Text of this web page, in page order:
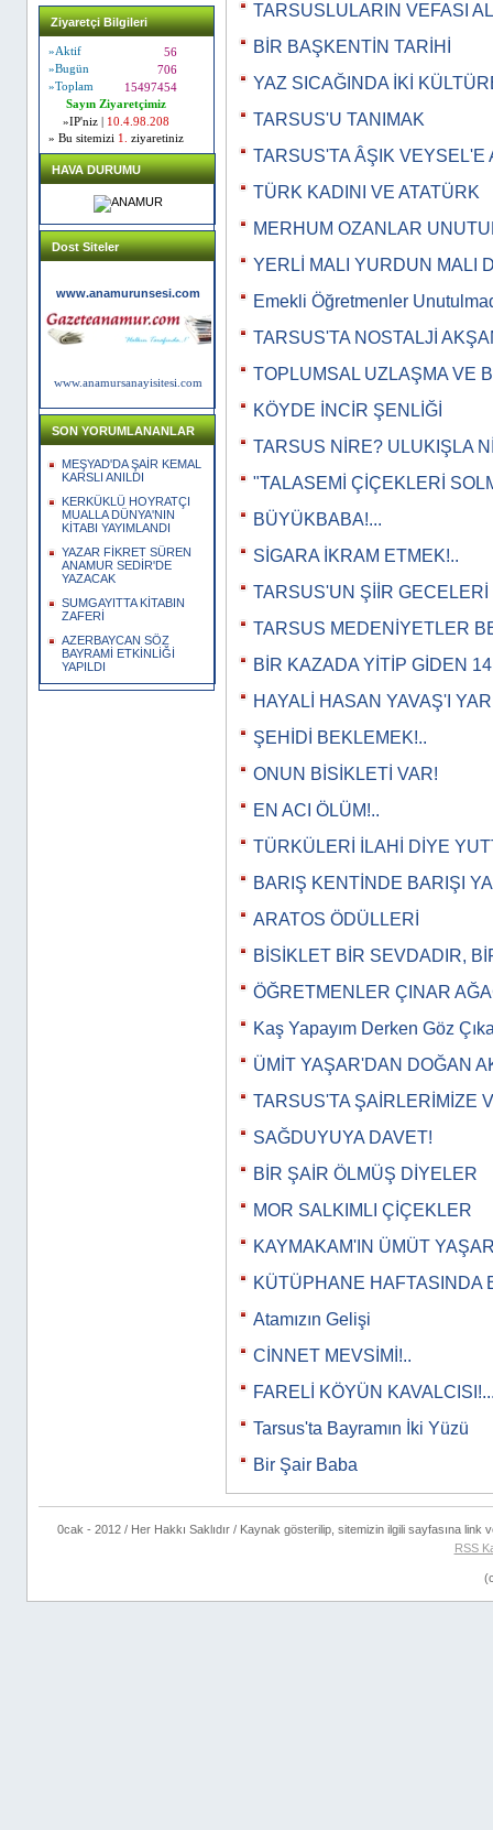
Ziyaretçi Bilgileri
»Aktif
56
»Bugün
706
»Toplam
15497454
Sayın Ziyaretçimiz
»IP'niz |
10.4.98.208
» Bu sitemizi 1. ziyaretiniz
HAVA DURUMU
Dost Siteler
www.anamurunsesi.com
www.anamursanayisitesi.com
SON YORUMLANANLAR
MEŞYAD'DA ŞAİR KEMAL
KARSLI ANILDI
KERKÜKLÜ HOYRATÇI
MUALLA DÜNYA'NIN
KİTABI YAYIMLANDI
YAZAR FİKRET SÜREN
ANAMUR SEDİR'DE
YAZACAK
SUMGAYITTA KİTABIN
ZAFERİ
AZERBAYCAN SÖZ
BAYRAMİ ETKİNLİĞİ
YAPILDI
TARSUSLULARIN VEFASI
BİR BAŞKENTİN TARİHİ
YAZ SICAĞINDA İKİ
TARSUS'U TANIMAK
TARSUS'TA ÂŞIK VEYSEL'E
TÜRK KADINI VE ATATÜRK
MERHUM OZANLAR
YERLİ MALI YURDUN MALI
Emekli Öğretmenler
TARSUS'TA NOSTALJİ
TOPLUMSAL UZLAŞMA VE
KÖYDE İNCİR ŞENLİĞİ
TARSUS NİRE? ULUKIŞLA
"TALASEMİ ÇİÇEKLERİ
BÜYÜKBABA!...
SİGARA İKRAM ETMEK!..
TARSUS'UN ŞİİR GECELERİ
TARSUS MEDENİYETLER
BİR KAZADA YİTİP GİDEN
HAYALİ HASAN YAVAŞ'I
ŞEHİDİ BEKLEMEK!..
ONUN BİSİKLETİ VAR!
EN ACI ÖLÜM!..
TÜRKÜLERİ İLAHİ DİYE
BARIŞ KENTİNDE BARIŞI
ARATOS ÖDÜLLERİ
BİSİKLET BİR SEVDADIR,
ÖĞRETMENLER ÇINAR
Kaş Yapayım Derken Göz
ÜMİT YAŞAR'DAN DOĞAN
TARSUS'TA ŞAİRLERİMİZE
SAĞDUYUYA DAVET!
BİR ŞAİR ÖLMÜŞ DİYELER
MOR SALKIMLI ÇİÇEKLER
KAYMAKAM'IN ÜMÜT
KÜTÜPHANE HAFTASINDA
Atamızın Gelişi
CİNNET MEVSİMİ!..
FARELİ KÖYÜN
Tarsus'ta Bayramın İki Yüzü
Bir Şair Baba
0cak - 2012 / Her Hakkı Saklıdır / Kaynak gösterilip, sitemizin ilgili sayfasına link
RSS